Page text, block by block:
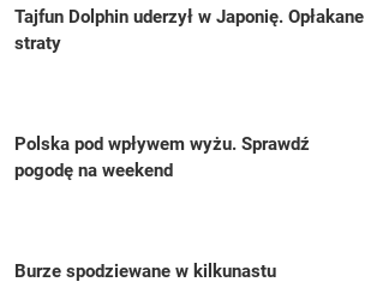
Tajfun Dolphin uderzył w Japonię. Opłakane
straty
Polska pod wpływem wyżu. Sprawdź
pogodę na weekend
Burze spodziewane w kilkunastu